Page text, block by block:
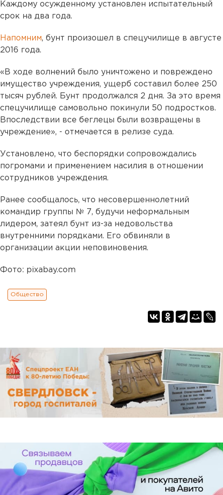
Каждому осужденному установлен испытательный
срок на два года.
Напомним, бунт произошел в спецучилище в августе
2016 года.
«В ходе волнений было уничтожено и повреждено
имущество учреждения, ущерб составил более 250
тысяч рублей. Бунт продолжался 2 дня. За это время
спецучилище самовольно покинули 50 подростков.
Впоследствии все беглецы были возвращены в
учреждение», - отмечается в релизе суда.
Установлено, что беспорядки сопровождались
погромами и применением насилия в отношении
сотрудников учреждения.
Ранее сообщалось, что несовершеннолетний
командир группы № 7, будучи неформальным
лидером, затеял бунт из-за недовольства
внутренними порядками. Его обвиняли в
организации акции неповиновения.
Фото: pixabay.com
Общество